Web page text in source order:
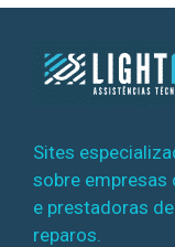
Sites
sobre empresas
e prestadoras
reparos.